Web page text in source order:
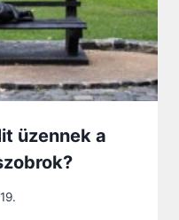
üzennek a